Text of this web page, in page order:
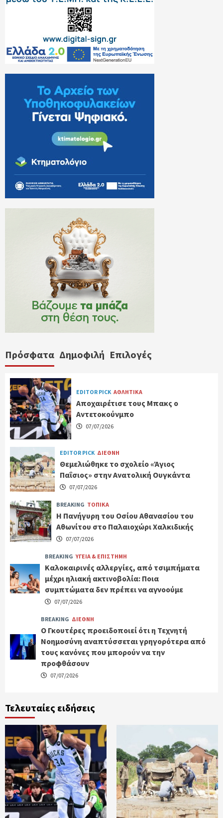
Πρόσφατα Δημοφιλή Επιλογές
EDITOR PICK ΑΘΛΗΤΙΚΑ
Αποχαιρέτισε τους Μπακς ο
Αντετοκούνμπο
07/07/2026
EDITOR PICK ΔΙΕΘΝΗ
Θεμελιώθηκε το σχολείο «Άγιος
Παΐσιος» στην Ανατολική Ουγκάντα
07/07/2026
BREAKING ΤΟΠΙΚΑ
Η Πανήγυρη του Οσίου Αθανασίου του
Αθωνίτου στο Παλαιοχώρι Χαλκιδικής
07/07/2026
BREAKING ΥΓΕΙΑ & ΕΠΙΣΤΗΜΗ
Καλοκαιρινές αλλεργίες, από τσιμπήματα
μέχρι ηλιακή ακτινοβολία: Ποια
συμπτώματα δεν πρέπει να αγνοούμε
07/07/2026
BREAKING ΔΙΕΘΝΗ
Ο Γκουτέρες προειδοποιεί ότι η Τεχνητή
Νοημοσύνη αναπτύσσεται γρηγορότερα από
τους κανόνες που μπορούν να την
προφθάσουν
07/07/2026
Τελευταίες ειδήσεις